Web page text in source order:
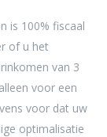
is 100% fiscaal
of u het
van 3
voor een
voor dat uw
optimalisatie